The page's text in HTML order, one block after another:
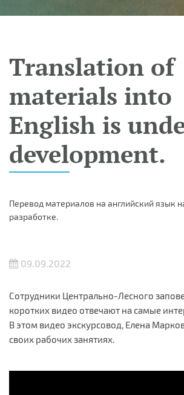
Translation of
materials into
English is
development.
Перевод материалов на английский язык
разработке.
09.09.2022
Сотрудники Центрально-Лесного
коротких видео отвечают на самые
В этом видео экскурсовод, Елена
своих рабочих занятиях.